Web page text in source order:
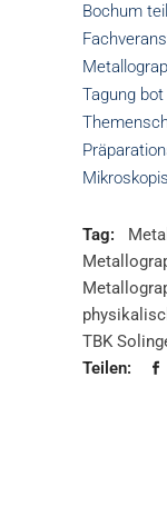
Bochum
Tagung
Tag:
TBK
Teilen: